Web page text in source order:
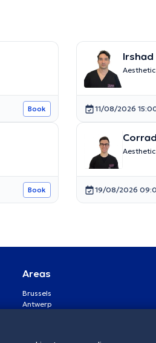
Book 11/08/2026
Book 19/08/2026
Areas
Brussels
Antwerp